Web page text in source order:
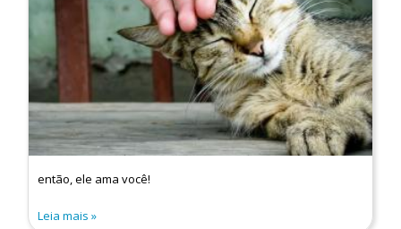
então, ele ama você!
Leia mais